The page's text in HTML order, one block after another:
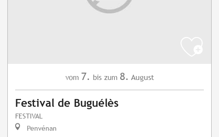
vom 7. bis zum 8. August
Festival de Buguélès
FESTIVAL
Penvénan